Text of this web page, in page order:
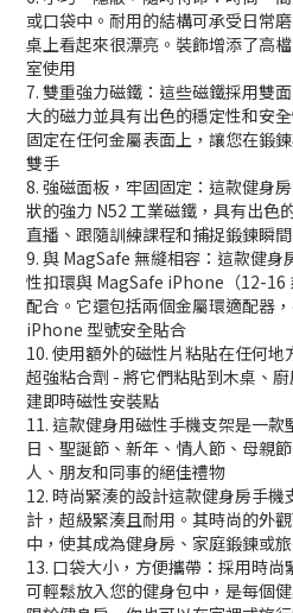
或口袋中。耐用的結構可承受日常
桌上看起來很漂亮。裝飾增添了高
室使用
7. 雙重強力磁鐵：這些磁鐵採用雙
大的磁力並具有出色的穩定性和安
固定在任何金屬表面上，讓您在鍛
雙手
8. 強磁面板，牢固固定：這款健身
狀的強力 N52 工業磁鐵，具有出色
直播、跟隨訓練課程和捕捉鍛鍊瞬間
9. 與 MagSafe 無縫相容：這款健
性扣環與 MagSafe iPhone（12-16
配合。它還包括兩個金屬環適配器
iPhone 型號安全貼合
10. 使用額外的磁性片粘貼在任何地
超強粘合劑 - 將它們粘貼到木桌、
建即時磁性安裝點
11. 這款健身用磁性手機支架是一
日、聖誕節、新年、情人節、母親
人、朋友和同事的絕佳禮物
12. 時尚緊湊的設計這款健身房手
計，超級緊湊且耐用。其時尚的外
中，使其成為健身房、家庭鍛鍊或
13. 口袋大小，方便攜帶：採用時尚
可輕鬆放入您的健身包中，是每個